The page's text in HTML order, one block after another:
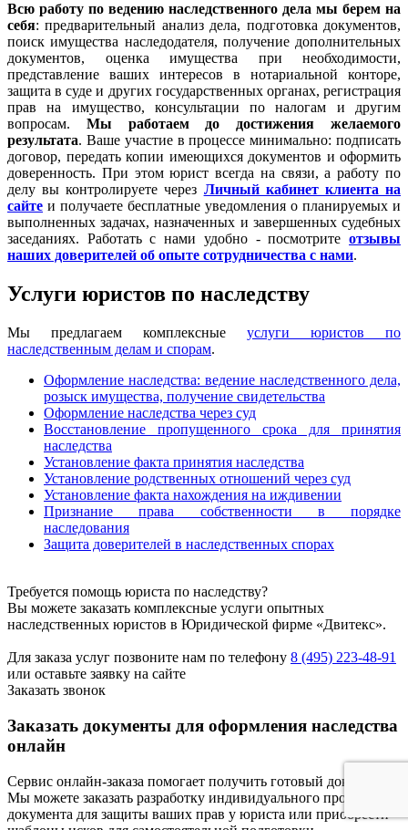
Всю работу по ведению наследственного дела мы берем на
себя: предварительный анализ дела, подготовка документов,
поиск имущества наследодателя, получение дополнительных
документов, оценка имущества при необходимости,
представление ваших интересов в нотариальной конторе,
защита в суде и других государственных органах, регистрация
прав на имущество, консультации по налогам и другим
вопросам. Мы работаем
до достижения желаемого
результата. Ваше участие в процессе минимально: подписать
договор, передать копии имеющихся документов и оформить
доверенность. При этом юрист всегда на связи, а работу по
делу вы контролируете через Личный кабинет клиента на
сайте и получаете бесплатные уведомления о планируемых и
выполненных задачах, назначенных и завершенных судебных
заседаниях. Работать с нами удобно - посмотрите отзывы
наших доверителей об опыте сотрудничества с нами.
Услуги юристов по наследству
Мы предлагаем комплексные услуги юристов по
наследственным делам и спорам.
Оформление наследства: ведение наследственного дела,
розыск имущества, получение свидетельства
Оформление наследства через суд
Восстановление пропущенного срока для принятия
наследства
Установление факта принятия наследства
Установление родственных отношений через суд
Установление факта нахождения на иждивении
Признание права собственности в порядке
наследования
Защита доверителей в наследственных спорах
Требуется помощь юриста по наследству?
Вы можете заказать комплексные услуги опытных
наследственных юристов в Юридической фирме «Двитекс».
Для заказа услуг позвоните нам по телефону 8 (495) 223-48-91
или оставьте заявку на сайте
Заказать звонок
Заказать документы для оформления наследства
онлайн
Сервис онлайн-заказа помогает получить готовый документ.
Мы можете заказать разработку индивидуального проекта
документа для защиты ваших прав у юриста или приобрести